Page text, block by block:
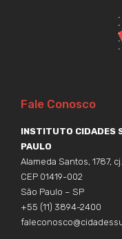
Fale Conosco
INSTITUTO CIDADES
PAULO
Alameda Santos, 1787,
CEP 01419-002
São Paulo – SP
+55 (11) 3894-2400